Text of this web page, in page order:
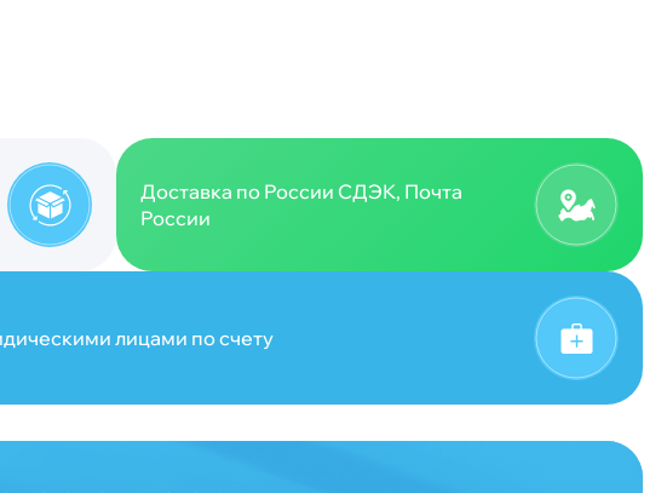
Доставка по России СДЭК, Почта
России
лицами по счету